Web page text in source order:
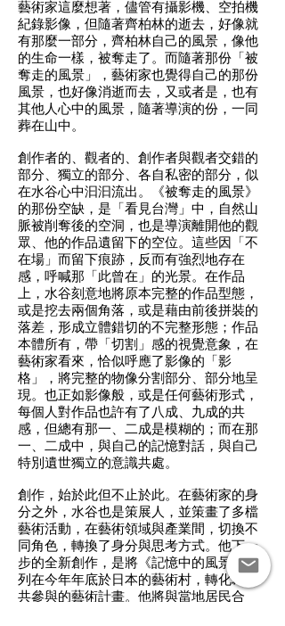
藝術家這麼想著，儘管有攝影機、空拍機
紀錄影像，但隨著齊柏林的逝去，好像就
有那麼一部分，齊柏林自己的風景，像他
的生命一樣，被奪走了。而隨著那份「被
奪走的風景」，藝術家也覺得自己的那份
風景，也好像消逝而去，又或者是，也有
其他人心中的風景，隨著導演的份，一同
葬在山中。
創作者的、觀者的、創作者與觀者交錯的
部分、獨立的部分、各自私密的部分，似
在水谷心中汩汩流出。《被奪走的風景》
的那份空缺，是「看見台灣」中，自然山
脈被削奪後的空洞，也是導演離開他的觀
眾、他的作品遺留下的空位。這些因「不
在場」而留下痕跡，反而有強烈地存在
感，呼喊那「此曾在」的光景。在作品
上，水谷刻意地將原本完整的作品型態，
或是挖去兩個角落，或是藉由前後拼裝的
落差，形成立體錯切的不完整形態；作品
本體所有，帶「切割」感的視覺意象，在
藝術家看來，恰似呼應了影像的「影
格」，將完整的物像分割部分、部分地呈
現。也正如影像般，或是任何藝術形式，
每個人對作品也許有了八成、九成的共
感，但總有那一、二成是模糊的；而在那
一、二成中，與自己的記憶對話，與自己
特別遺世獨立的意識共處。
創作，始於此但不止於此。在藝術家的身
分之外，水谷也是策展人，並策畫了多檔
藝術活動，在藝術領域與產業間，切換不
同角色，轉換了身分與思考方式。他下一
步的全新創作，是將《記憶中的風景》系
列在今年年底於日本的藝術村，轉化為公
共參與的藝術計畫。他將與當地居民合